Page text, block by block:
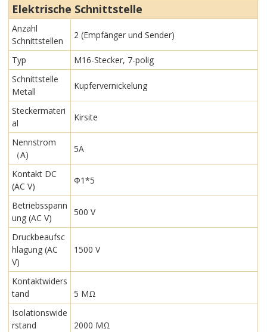
Elektrische Schnittstelle
Anzahl
Schnittstellen
2 (Empfänger und Sender)
Typ
M16-Stecker, 7-polig
Schnittstelle
Metall
Kupfervernickelung
Steckermateri
al
Kirsite
Nennstrom
（A)
5A
Kontakt DC
(AC V)
Φ1*5
Betriebsspann
ung (AC V)
500 V
Druckbeaufsc
hlagung (AC
V)
1500 V
Kontaktwiders
tand
5 MΩ
Isolationswide
rstand
2000 MΩ